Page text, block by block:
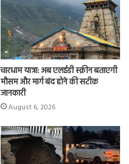
चारधाम यात्रा: अब एलईडी स्क्रीन बताएगी
मौसम और मार्ग बंद होने की सटीक
जानकारी
August 6, 2026